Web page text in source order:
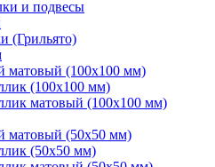
и подвесы
(Грильято)
матовый (100х100 мм)
(100х100 мм)
матовый (100х100 мм)
матовый (50х50 мм)
(50х50 мм)